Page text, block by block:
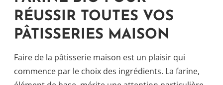
RÉUSSIR TOUTES VOS
PÂTISSERIES MAISON
Faire de la pâtisserie maison est un plaisir qui
commence par le choix des ingrédients. La farine,